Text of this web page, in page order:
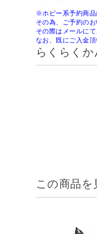
※ホビー系予約商品
その為、ご予約の
その際はメールに
なお、既にご入金
らくらくか
この商品を